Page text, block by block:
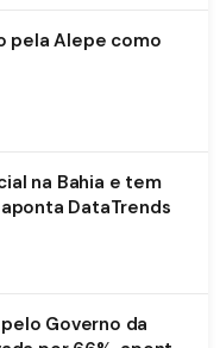
pela Alepe como
na Bahia e tem
DataTrends
Governo da